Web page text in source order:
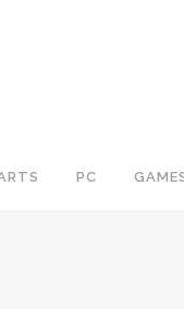
PC